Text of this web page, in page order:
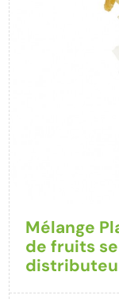
Mélange
de fruits